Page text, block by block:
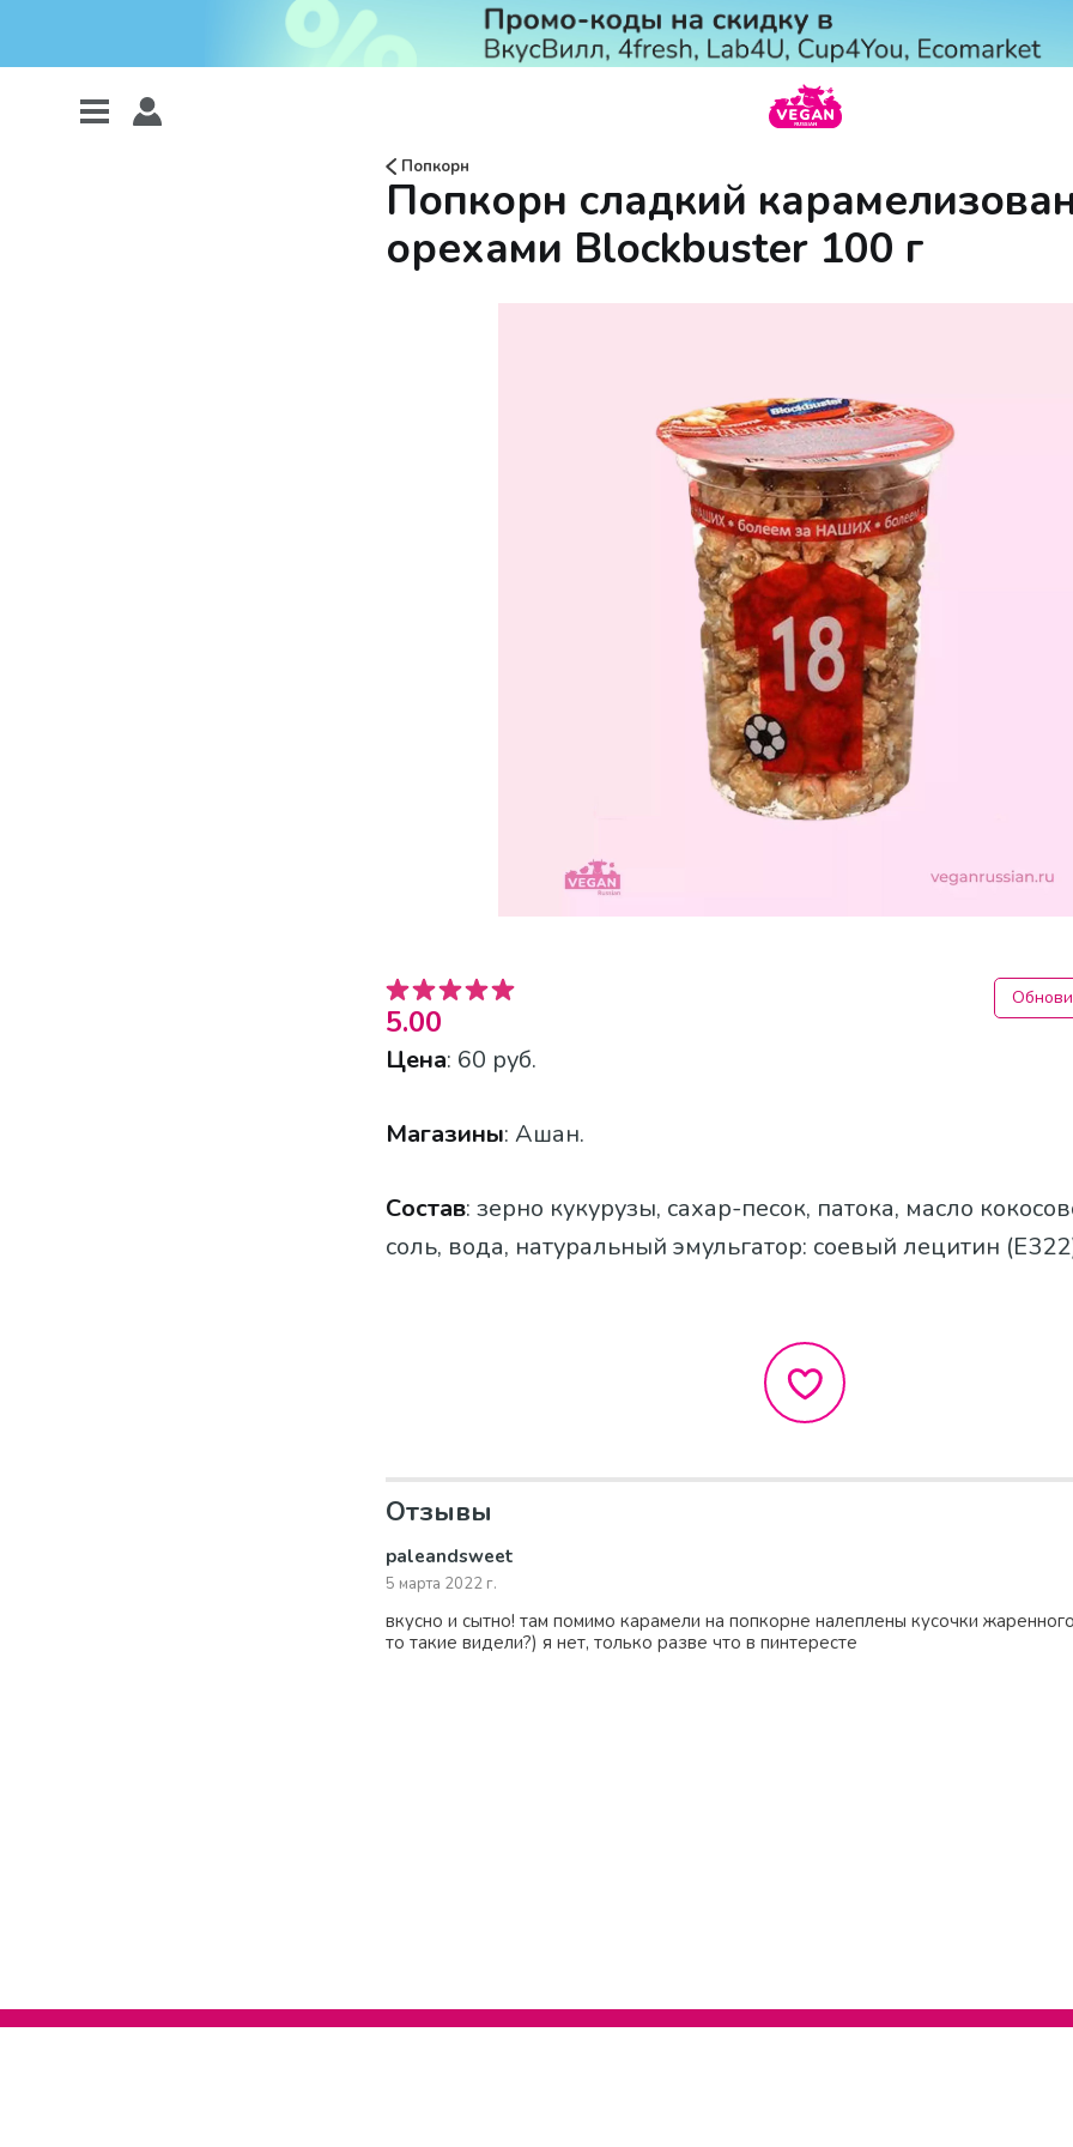
Попкорн
Попкорн сладкий
орехами Blockbuster 100 г
5.00
Цена: 60 руб.
Магазины: Ашан.
Состав: зерно кукурузы, сахар-песок, патока, масло
соль, вода, натуральный эмульгатор: соевый лецитин
Отзывы
paleandsweet
5 марта 2022 г.
вкусно и сытно! там помимо карамели на попкорне налеплены кусочки
то такие видели?) я нет, только разве что в пинтересте